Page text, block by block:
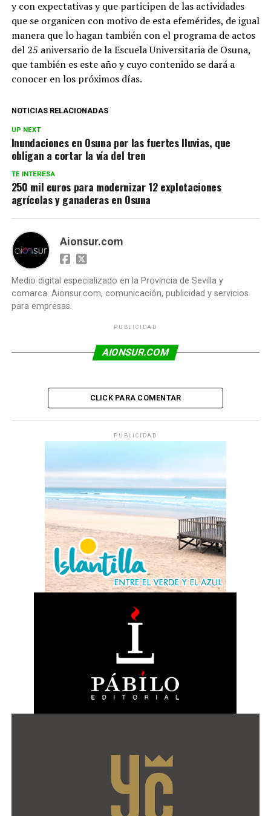
y con expectativas y que participen de las actividades
que se organicen con motivo de esta efemérides, de igual
manera que lo hagan también con el programa de actos
del 25 aniversario de la Escuela Universitaria de Osuna,
que también es este año y cuyo contenido se dará a
conocer en los próximos días.
NOTICIAS RELACIONADAS
UP NEXT
Inundaciones en Osuna por las fuertes lluvias, que
obligan a cortar la vía del tren
TE INTERESA
250 mil euros para modernizar 12 explotaciones
agrícolas y ganaderas en Osuna
Aionsur.com
Medio digital especializado en la Provincia de Sevilla y
comarca. Aionsur.com, comunicación, publicidad y servicios
para empresas.
PUBLICIDAD
AIONSUR.COM
CLICK PARA COMENTAR
PUBLICIDAD